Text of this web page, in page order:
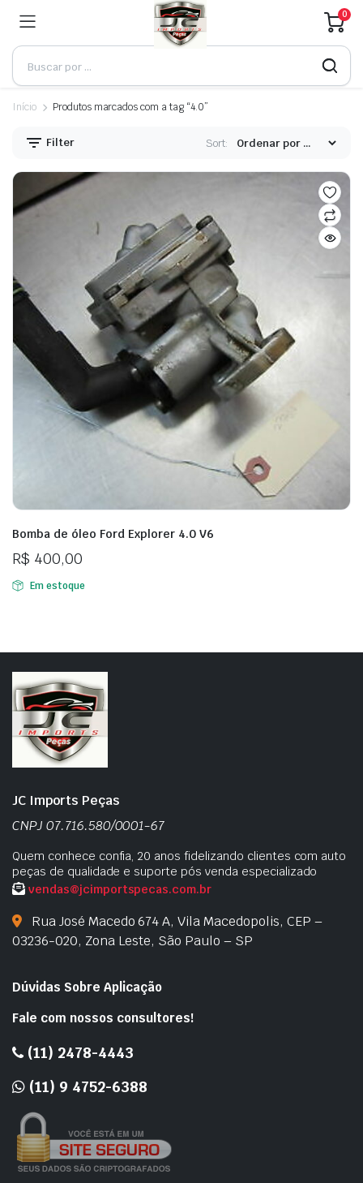
0
Início Produtos marcados com a tag “4.0”
Filter Sort:
Bomba de óleo Ford Explorer 4.0 V6
R$ 400,00
Em estoque
JC Imports Peças
CNPJ 07.716.580/0001-67
Quem conhece confia, 20 anos fidelizando clientes com auto
peças de qualidade e suporte pós venda especializado
vendas@jcimportspecas.com.br
Rua José Macedo 674 A, Vila Macedopolis, CEP –
03236-020, Zona Leste, São Paulo – SP
Dúvidas Sobre Aplicação
Fale com nossos consultores!
(11) 2478-4443
(11) 9 4752-6388